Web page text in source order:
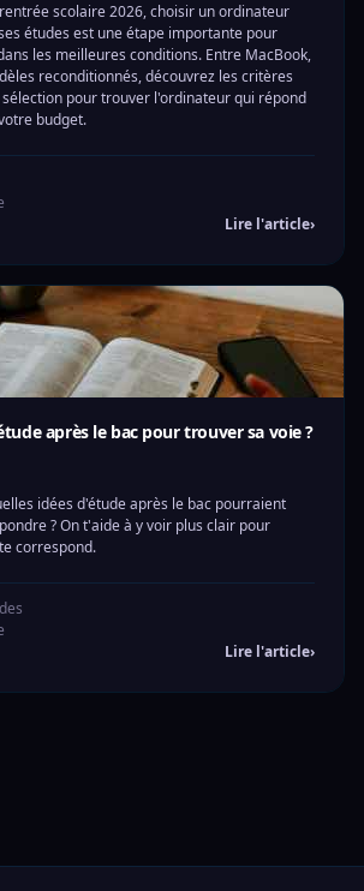
scolaire 2026, choisir un ordinateur
études est une étape importante pour
les meilleures conditions. Entre MacBook,
reconditionnés, découvrez les critères
pour trouver l'ordinateur qui répond
budget.
Lire l'article›
après le bac pour trouver sa voie ?
idées d'étude après le bac pourraient
? On t'aide à y voir plus clair pour
correspond.
Lire l'article›